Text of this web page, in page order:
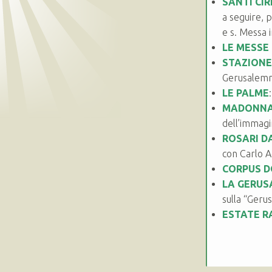
a seguire,
e s. Messa
LE
LE PALME
ROSARI
con Carlo
CORPUS
LA
sulla
ESTATE